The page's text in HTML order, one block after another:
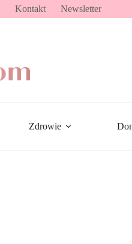
Kontakt Newsletter
Zdrowie